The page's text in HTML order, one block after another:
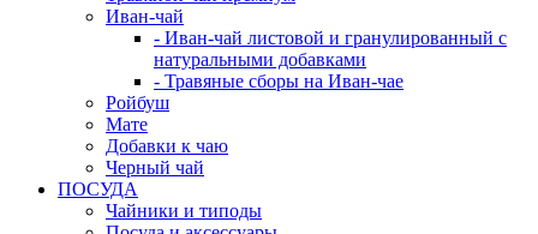
Иван-чай
- Иван-чай листовой и гранулированный с
натуральными добавками
- Травяные сборы на Иван-чае
Ройбуш
Мате
Добавки к чаю
Черный чай
ПОСУДА
Чайники и типоды